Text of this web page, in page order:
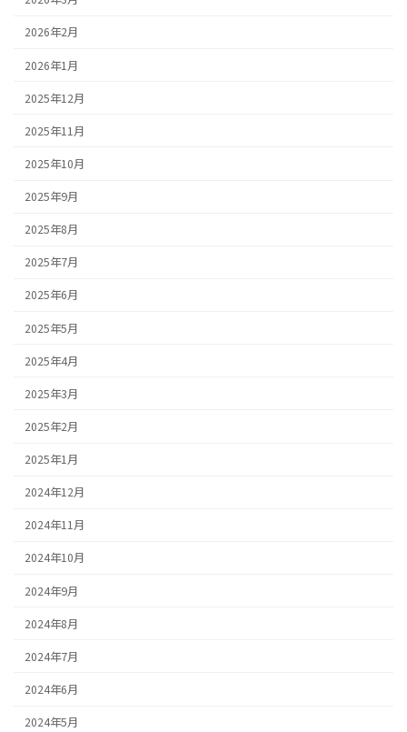
2026年2月
2026年1月
2025年12月
2025年11月
2025年10月
2025年9月
2025年8月
2025年7月
2025年6月
2025年5月
2025年4月
2025年3月
2025年2月
2025年1月
2024年12月
2024年11月
2024年10月
2024年9月
2024年8月
2024年7月
2024年6月
2024年5月